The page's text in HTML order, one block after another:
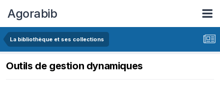
Agorabib
La bibliothèque et ses collections
Outils de gestion dynamiques